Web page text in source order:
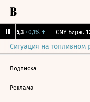
115,3 +0,1%↑ CNY Бирж.
Ситуация на топливном
Подписка
Реклама